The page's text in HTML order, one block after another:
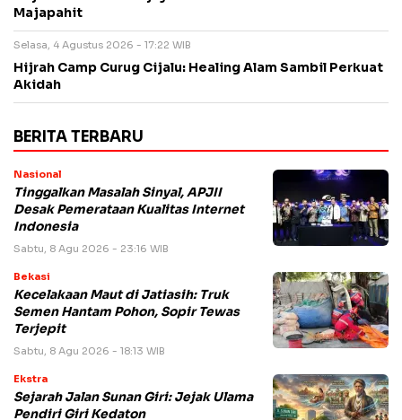
Majapahit
Selasa, 4 Agustus 2026 - 17:22 WIB
Hijrah Camp Curug Cijalu: Healing Alam Sambil Perkuat
Akidah
BERITA TERBARU
Nasional
Tinggalkan Masalah Sinyal, APJII
Desak Pemerataan Kualitas Internet
Indonesia
Sabtu, 8 Agu 2026 - 23:16 WIB
Bekasi
Kecelakaan Maut di Jatiasih: Truk
Semen Hantam Pohon, Sopir Tewas
Terjepit
Sabtu, 8 Agu 2026 - 18:13 WIB
Ekstra
Sejarah Jalan Sunan Giri: Jejak Ulama
Pendiri Giri Kedaton